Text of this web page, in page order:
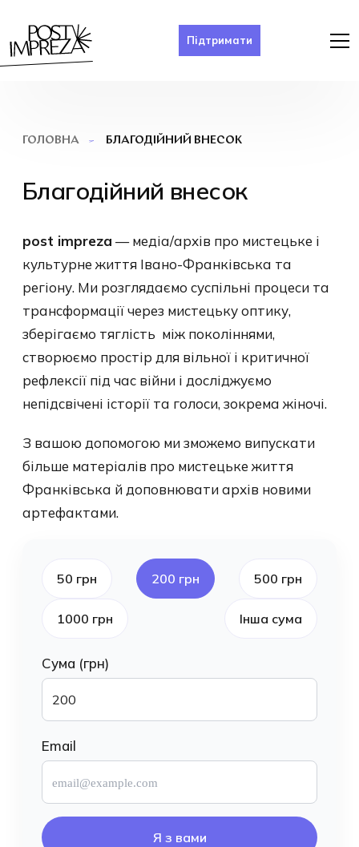
Підтримати
ГОЛОВНА БЛАГОДІЙНИЙ ВНЕСОК
Благодійний внесок
post impreza — медіа/архів про мистецьке і
культурне життя Івано-Франківська та
регіону. Ми розглядаємо суспільні процеси та
трансформації через мистецьку оптику,
зберігаємо тяглість між поколіннями,
створюємо простір для вільної і критичної
рефлексії під час війни і досліджуємо
непідсвічені історії та голоси, зокрема жіночі.
З вашою допомогою ми зможемо випускати
більше матеріалів про мистецьке життя
Франківська й доповнювати архів новими
артефактами.
50 грн 200 грн 500 грн
1000 грн Інша сума
Сума (грн)
Email
Я з вами